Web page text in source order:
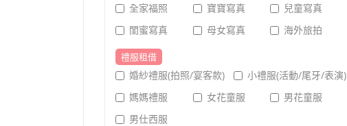
全家福照
寶寶寫真 兒童寫真
閨蜜寫真
母女寫真 海外旅拍
禮服租借
婚紗禮服(拍照/宴客款) 小禮服(活動/尾牙/表演)
媽媽禮服
女花童服 男花童服
男仕西服